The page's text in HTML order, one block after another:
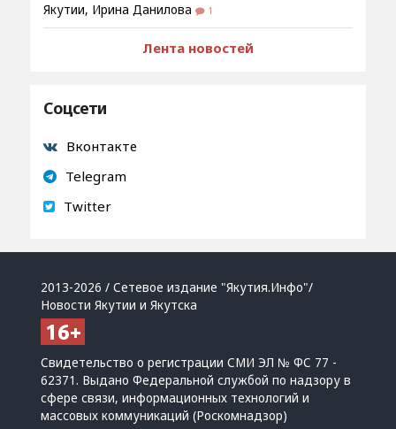
Якутии, Ирина Данилова
1
Лента новостей
Соцсети
Вконтакте
Telegram
Twitter
2013-2026 / Сетевое издание "Якутия.Инфо"/
Новости Якутии и Якутска
Свидетельство о регистрации СМИ ЭЛ № ФС 77 -
62371. Выдано Федеральной службой по надзору в
сфере связи, информационных технологий и
массовых коммуникаций (Роскомнадзор)